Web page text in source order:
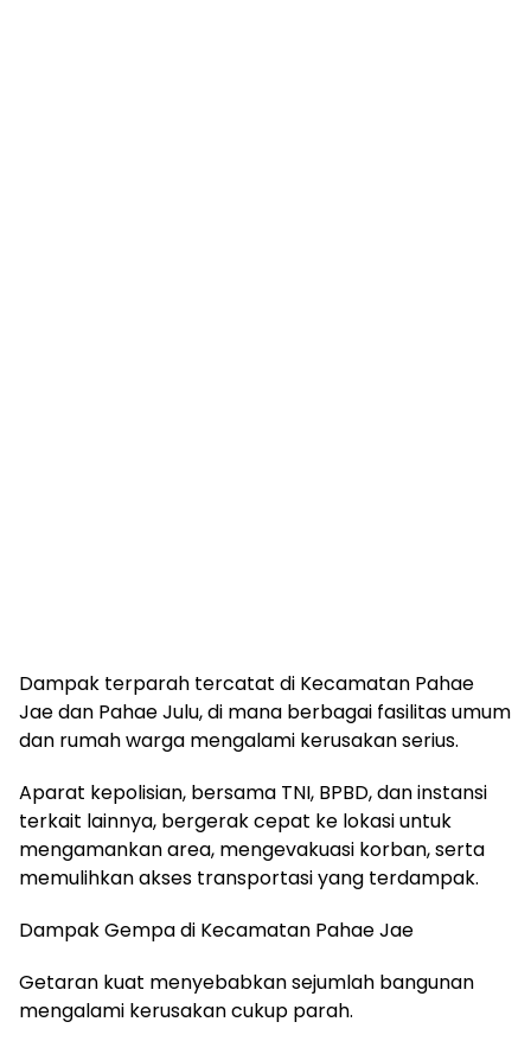
Dampak terparah tercatat di Kecamatan Pahae
Jae dan Pahae Julu, di mana berbagai fasilitas umum
dan rumah warga mengalami kerusakan serius.
Aparat kepolisian, bersama TNI, BPBD, dan instansi
terkait lainnya, bergerak cepat ke lokasi untuk
mengamankan area, mengevakuasi korban, serta
memulihkan akses transportasi yang terdampak.
Dampak Gempa di Kecamatan Pahae Jae
Getaran kuat menyebabkan sejumlah bangunan
mengalami kerusakan cukup parah.